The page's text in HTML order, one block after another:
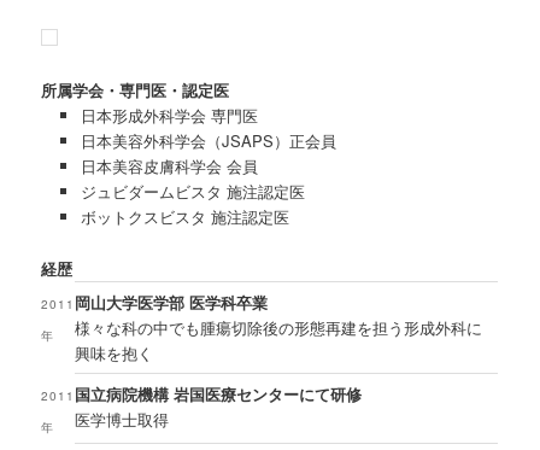
所属学会・専門医・認定医
日本形成外科学会 専門医
日本美容外科学会（JSAPS）正会員
日本美容皮膚科学会 会員
ジュビダームビスタ 施注認定医
ボットクスビスタ 施注認定医
経歴
2011
年
岡山大学医学部 医学科卒業
様々な科の中でも腫瘍切除後の形態再建を担う形成外科に
興味を抱く
2011
年
国立病院機構 岩国医療センターにて研修
医学博士取得